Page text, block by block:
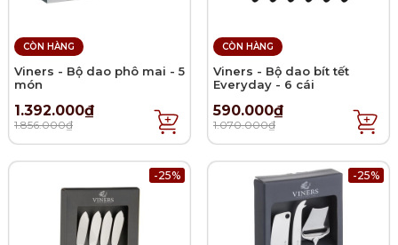
CÒN HÀNG
Viners - Bộ dao phô mai - 5
món
1.392.000₫
1.856.000₫
CÒN HÀNG
Viners - Bộ dao bít tết
Everyday - 6 cái
590.000₫
1.070.000₫
-25% -25%